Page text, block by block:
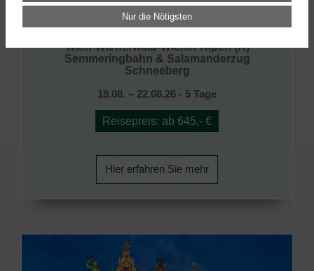
Wien-Wienerwald-Wiener Alpen (A)
Semmeringbahn & Salamanderzug
Schneeberg
18.08. – 22.08.26 - 5 Tage
Reisepreis: ab 645,- €
Hier erfahren Sie mehr
Nur die Nötigsten